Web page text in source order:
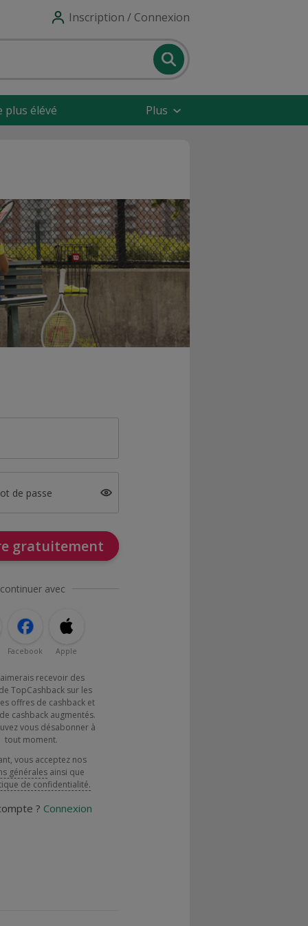
Inscription / Connexion
plus élévé Plus
de passe
gratuitement
avec
Facebook Apple
recevoir des
TopCashback sur les
offres de cashback et
cashback augmentés.
vous désabonner à
tout moment.
vous acceptez nos
générales ainsi que
de confidentialité.
? Connexion